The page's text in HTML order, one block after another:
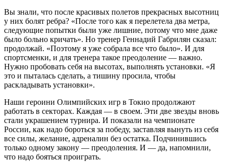
Вы знали, что после красивых полетов прекрасных высотниц
у них болят ребра? «После того как я перелетела два метра,
следующие попытки были уже лишние, потому что мне даже
было больно кричать». Но тренер Геннадий Габрилян сказал:
продолжай. «Поэтому я уже собрала все что было». И для
спортсменки, и для тренера такое преодоление — важно.
Нужно пробовать себя на высотах, выполнять установки. «Я
это и пыталась сделать, а тишину просила, чтобы
раскладывать установки».
Наши героини Олимпийских игр в Токио продолжают
работать в секторах. Каждая — в своем. Эти две звезды вновь
стали украшением турнира. И показали на чемпионате
России, как надо бороться за победу, заставляя вынуть из себя
все силы, желание, адреналин без остатка. Подчинившись
только одному закону — преодоления. И — да, напомнили,
что надо бояться проиграть.